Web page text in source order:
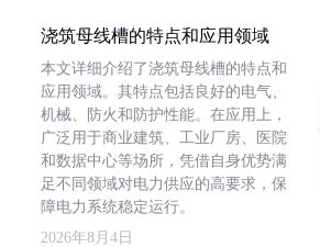
浇筑母线槽的特点和应用领域
本文详细介绍了浇筑母线槽的特点和
应用领域。其特点包括良好的电气、
机械、防火和防护性能。在应用上，
广泛用于商业建筑、工业厂房、医院
和数据中心等场所，凭借自身优势满
足不同领域对电力供应的高要求，保
障电力系统稳定运行。
2026年8月4日